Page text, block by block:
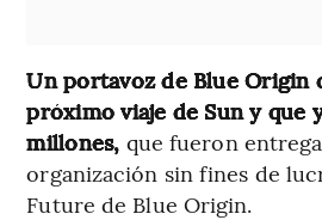
Un portavoz de Blue Origin
próximo viaje de Sun y que
millones, que fueron
organización sin fines de
Future de Blue Origin.